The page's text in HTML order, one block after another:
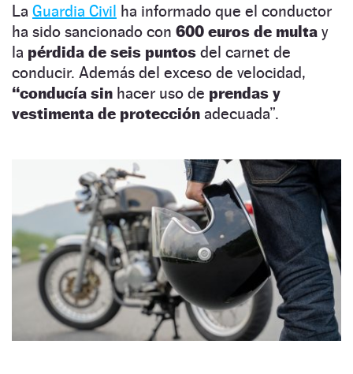
La Guardia Civil ha informado que el conductor
ha sido sancionado con 600 euros de multa y
la pérdida de seis puntos del carnet de
conducir. Además del exceso de velocidad,
“conducía sin hacer uso de prendas y
vestimenta de protección adecuada”.